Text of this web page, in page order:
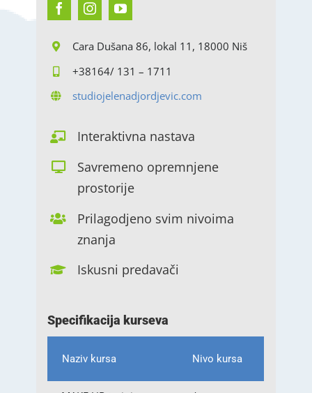
Cara Dušana 86, lokal 11, 18000 Niš
+38164/ 131 – 1711
studiojelenadjordjevic.com
Interaktivna nastava
Savremeno opremnjene
prostorije
Prilagodjeno svim nivoima
znanja
Iskusni predavači
Specifikacija kurseva
Naziv kursa Nivo kursa